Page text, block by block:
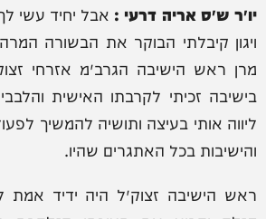
יו״ר ש״ס אריה דרעי : אבל יחיד עשי
ויגון קיבלתי הבוקר את הבשורה
מרן ראש הישיבה הגרב״מ אזרחי
בישיבה זכיתי לקרבתו האישית
ליווה אותי בעיצה ותושיה להמשיך
והישיבות בכל האתגרים שהיו.
ראש הישיבה זצוק״ל היה ידיד אמת